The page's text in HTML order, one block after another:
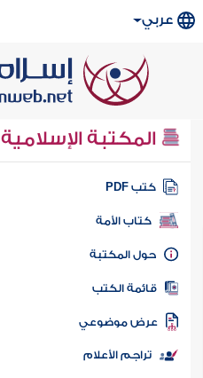
عربي
المكتبة الإسلامية
كتب PDF
كتاب الأمة
المكتبة
الكتب
موضوعي